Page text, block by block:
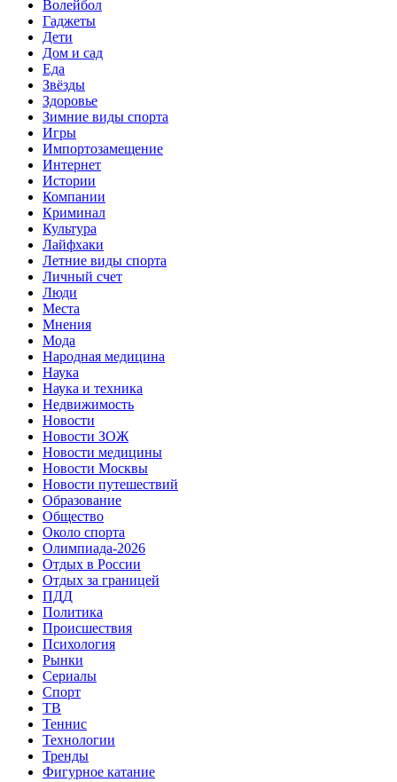
Волейбол
Гаджеты
Дети
Дом и сад
Еда
Звёзды
Здоровье
Зимние виды спорта
Игры
Импортозамещение
Интернет
Истории
Компании
Криминал
Культура
Лайфхаки
Летние виды спорта
Личный счет
Люди
Места
Мнения
Мода
Народная медицина
Наука
Наука и техника
Недвижимость
Новости
Новости ЗОЖ
Новости медицины
Новости Москвы
Новости путешествий
Образование
Общество
Около спорта
Олимпиада-2026
Отдых в России
Отдых за границей
ПДД
Политика
Происшествия
Психология
Рынки
Сериалы
Спорт
ТВ
Теннис
Технологии
Тренды
Фигурное катание